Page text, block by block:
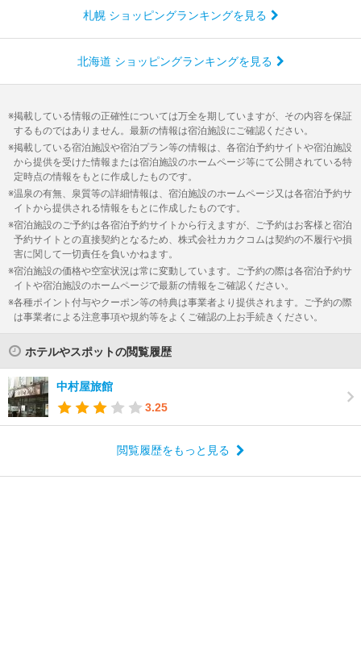
札幌 ショッピングランキングを見る
北海道 ショッピングランキングを見る
掲載している情報の正確性については万全を期していますが、その内容を保証
するものではありません。最新の情報は宿泊施設にご確認ください。
掲載している宿泊施設や宿泊プラン等の情報は、各宿泊予約サイトや宿泊施設
から提供を受けた情報または宿泊施設のホームページ等にて公開されている特
定時点の情報をもとに作成したものです。
温泉の有無、泉質等の詳細情報は、宿泊施設のホームページ又は各宿泊予約サ
イトから提供される情報をもとに作成したものです。
宿泊施設のご予約は各宿泊予約サイトから行えますが、ご予約はお客様と宿泊
予約サイトとの直接契約となるため、株式会社カカクコムは契約の不履行や損
害に関して一切責任を負いかねます。
宿泊施設の価格や空室状況は常に変動しています。ご予約の際は各宿泊予約サ
イトや宿泊施設のホームページで最新の情報をご確認ください。
各種ポイント付与やクーポン等の特典は事業者より提供されます。ご予約の際
は事業者による注意事項や規約等をよくご確認の上お手続きください。
ホテルやスポットの閲覧履歴
中村屋旅館
3.25
閲覧履歴をもっと見る